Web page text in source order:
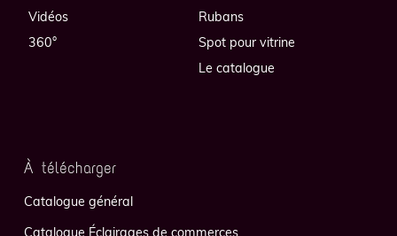
Vidéos
360°
Rubans
Spot pour vitrine
Le catalogue
À télécharger
Catalogue général
Catalogue Éclairages de commerces